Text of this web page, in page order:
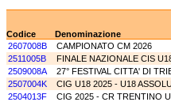
Codice
Denominazione
2607008B
CAMPIONATO CM 2026
2511005B
FINALE NAZIONALE CIS
2509008A
27° FESTIVAL CITTA' DI
2507004K
CIG U18 2025 - U18
2504013F
CIG 2025 - CR TRENTINO